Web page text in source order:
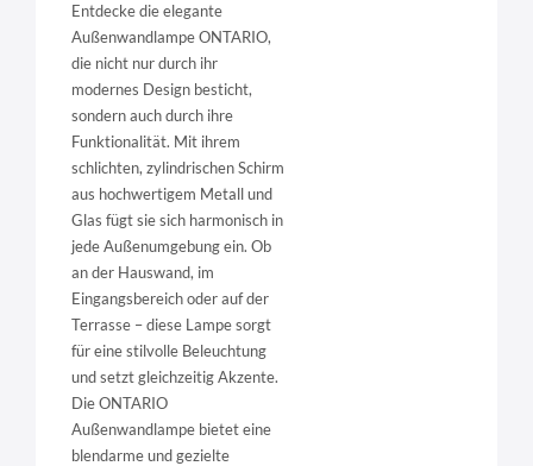
Entdecke die elegante
Außenwandlampe ONTARIO,
die nicht nur durch ihr
modernes Design besticht,
sondern auch durch ihre
Funktionalität. Mit ihrem
schlichten, zylindrischen Schirm
aus hochwertigem Metall und
Glas fügt sie sich harmonisch in
jede Außenumgebung ein. Ob
an der Hauswand, im
Eingangsbereich oder auf der
Terrasse – diese Lampe sorgt
für eine stilvolle Beleuchtung
und setzt gleichzeitig Akzente.
Die ONTARIO
Außenwandlampe bietet eine
blendarme und gezielte